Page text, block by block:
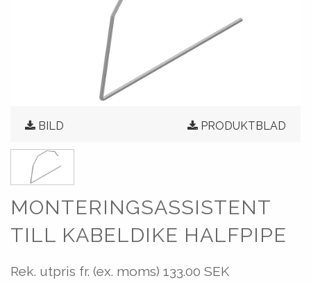
BILD PRODUKTBLAD
MONTERINGSASSISTENT
TILL KABELDIKE HALFPIPE
Rek. utpris fr. (ex. moms) 133.00 SEK